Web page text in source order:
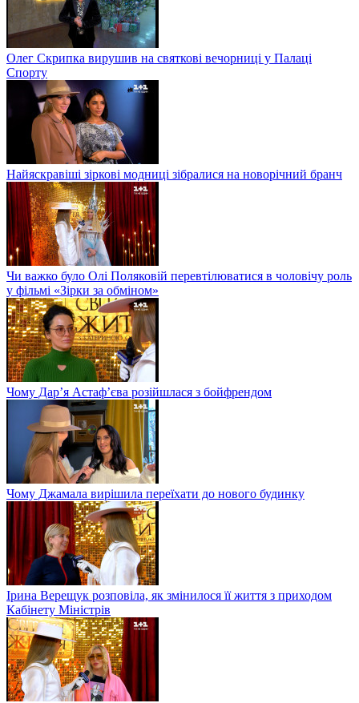
Олег Скрипка вирушив на святкові вечорниці у Палаці
Спорту
Найяскравіші зіркові модниці зібралися на новорічний бранч
Чи важко було Олі Поляковій перевтілюватися в чоловічу роль
у фільмі «Зірки за обміном»
Чому Дар’я Астаф’єва розійшлася з бойфрендом
Чому Джамала вирішила переїхати до нового будинку
Ірина Верещук розповіла, як змінилося її життя з приходом
Кабінету Міністрів